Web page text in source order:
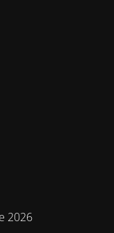
2026